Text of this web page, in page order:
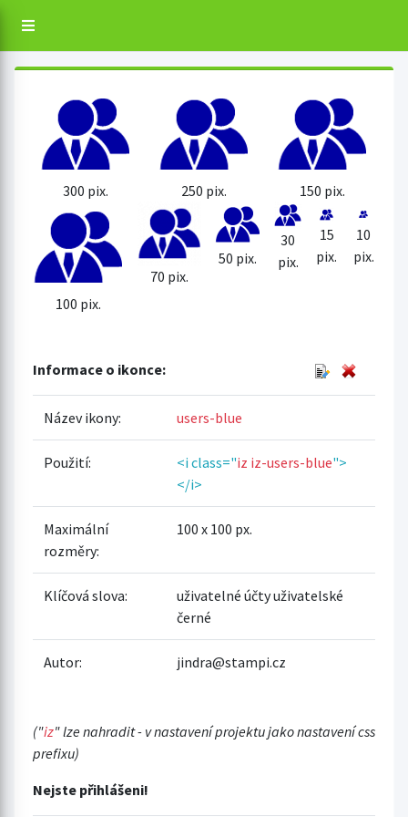
300 pix. 250 pix. 150 pix.
100 pix.
70 pix.
50 pix.
30
pix.
15
pix.
10
pix.
Informace o ikonce:
Název ikony: users-blue
Použití: <i class="iz iz-users-blue">
</i>
Maximální
rozměry:
100 x 100 px.
Klíčová slova:
uživatelné účty uživatelské
černé
Autor: jindra@stampi.cz
("iz" lze nahradit - v nastavení projektu jako nastavení css
prefixu)
Nejste přihlášeni!